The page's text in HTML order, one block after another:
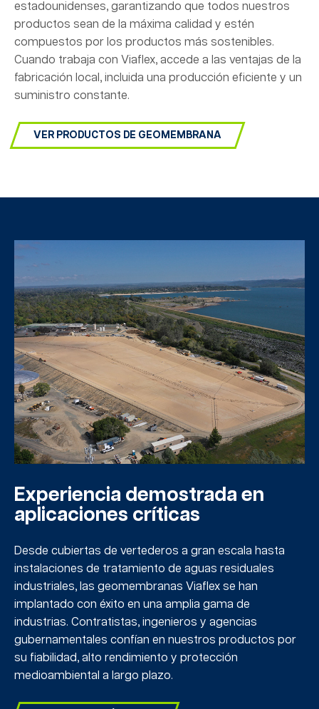
estadounidenses, garantizando que todos nuestros
productos sean de la máxima calidad y estén
compuestos por los productos más sostenibles.
Cuando trabaja con Viaflex, accede a las ventajas de la
fabricación local, incluida una producción eficiente y un
suministro constante.
VER PRODUCTOS DE GEOMEMBRANA
Experiencia demostrada en
aplicaciones críticas
Desde cubiertas de vertederos a gran escala hasta
instalaciones de tratamiento de aguas residuales
industriales, las geomembranas Viaflex se han
implantado con éxito en una amplia gama de
industrias. Contratistas, ingenieros y agencias
gubernamentales confían en nuestros productos por
su fiabilidad, alto rendimiento y protección
medioambiental a largo plazo.